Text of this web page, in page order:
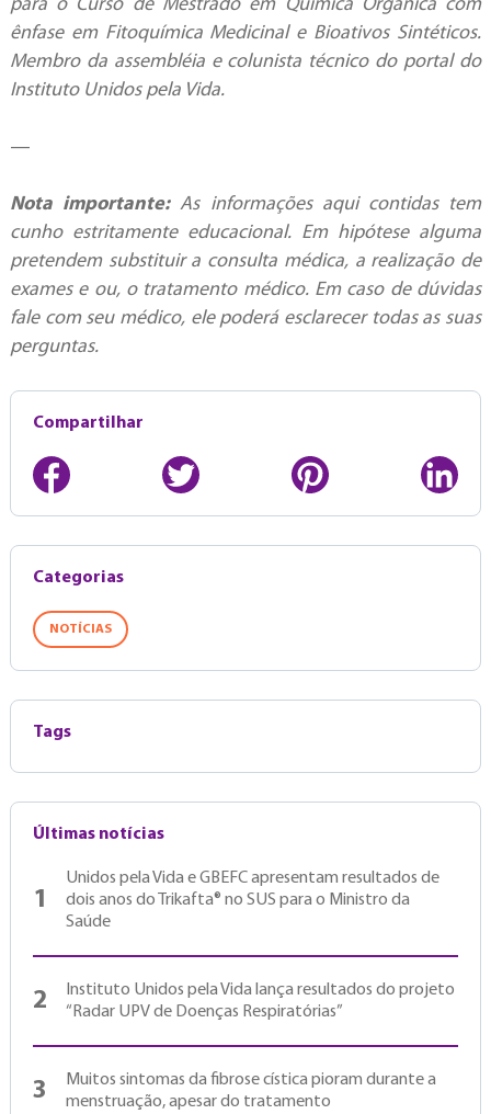
para o Curso de Mestrado em Química Orgânica com
ênfase em Fitoquímica Medicinal e Bioativos Sintéticos.
Membro da assembléia e colunista técnico do portal do
Instituto Unidos pela Vida.
—
Nota importante:As informações aqui contidas tem
cunho estritamente educacional. Em hipótese alguma
pretendem substituir a consulta médica, a realização de
exames e ou, o tratamento médico. Em caso de dúvidas
fale com seu médico, ele poderá esclarecer todas as suas
perguntas.
Compartilhar
Categorias
NOTÍCIAS
Tags
Últimas notícias
1
Unidos pela Vida e GBEFC apresentam resultados de
dois anos do Trikafta® no SUS para o Ministro da
Saúde
2
Instituto Unidos pela Vida lança resultados do projeto
“Radar UPV de Doenças Respiratórias”
3
Muitos sintomas da fibrose cística pioram durante a
menstruação, apesar do tratamento